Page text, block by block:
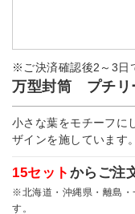
※ご決済確認後2～3日
万型封筒 プチ
小さな葉をモチーフに
ザインを施しています。
15セット からご注
※北海道・沖縄県・離島・
す。